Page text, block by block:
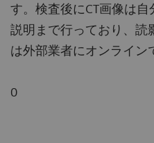
す。検査後にCT画像は
説明まで行っており、読
は外部業者にオンライン
0